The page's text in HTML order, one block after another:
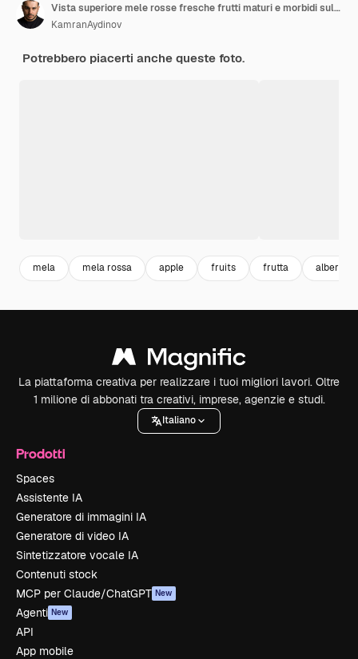
Vista superiore mele rosse fresche frutti maturi e morbidi sul pavimento bianco frutta albero di colore rosso pianta fresca
KamranAydinov
Potrebbero piacerti anche queste foto.
mela mela rossa apple fruits frutta alberi
La piattaforma creativa per realizzare i tuoi migliori lavori. Oltre
1 milione di abbonati tra creativi, imprese, agenzie e studi.
Italiano
Prodotti
Spaces
Assistente IA
Generatore di immagini IA
Generatore di video IA
Sintetizzatore vocale IA
Contenuti stock
MCP per Claude/ChatGPT New
Agenti New
API
App mobile